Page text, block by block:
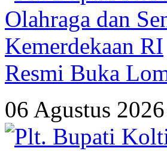
Resmi Buka
06 Agustus